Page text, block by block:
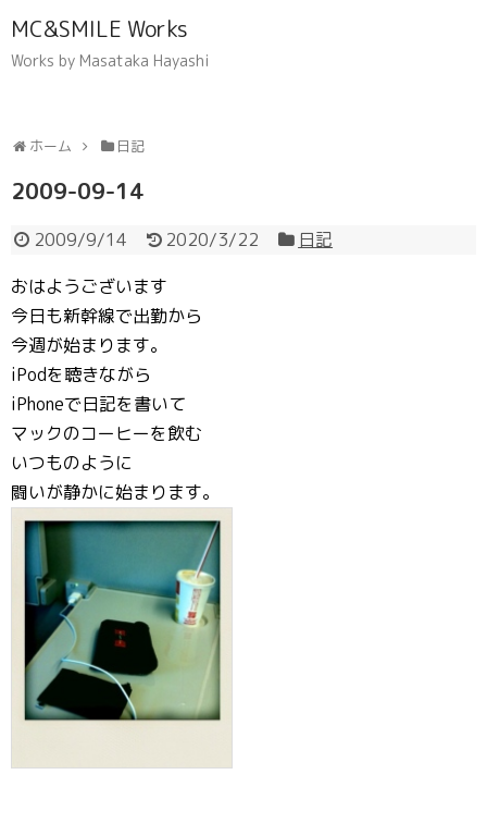
MC&SMILE Works
Works by Masataka Hayashi
ホーム 日記
2009-09-14
2009/9/14 2020/3/22
日記
おはようございます
今日も新幹線で出勤から
今週が始まります。
iPodを聴きながら
iPhoneで日記を書いて
マックのコーヒーを飲む
いつものように
闘いが静かに始まります。